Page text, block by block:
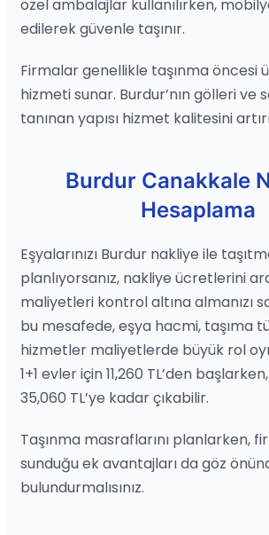
özel ambalajlar kullanılırken,
edilerek güvenle taşınır.
Firmalar genellikle taşınma öncesi
hizmeti sunar. Burdur’nın gölleri ve
tanınan yapısı hizmet kalitesini
Burdur Canakkale
Hesaplama
Eşyalarınızı Burdur nakliye ile
planlıyorsanız, nakliye ücretlerini
maliyetleri kontrol altına almanızı
bu mesafede, eşya hacmi, taşıma
hizmetler maliyetlerde büyük rol
1+1 evler için 11,260 TL’den
35,060 TL’ye kadar çıkabilir.
Taşınma masraflarını planlarken,
sunduğu ek avantajları da göz
bulundurmalısınız.